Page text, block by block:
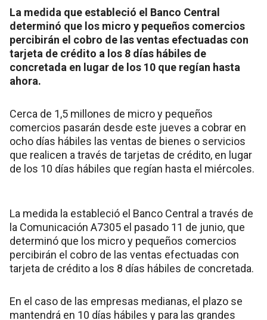
La medida que estableció el Banco Central
determinó que los micro y pequeños comercios
percibirán el cobro de las ventas efectuadas con
tarjeta de crédito a los 8 días hábiles de
concretada en lugar de los 10 que regían hasta
ahora.
Cerca de 1,5 millones de micro y pequeños
comercios pasarán desde este jueves a cobrar en
ocho días hábiles las ventas de bienes o servicios
que realicen a través de tarjetas de crédito, en lugar
de los 10 días hábiles que regían hasta el miércoles.
La medida la estableció el Banco Central a través de
la Comunicación A7305 el pasado 11 de junio, que
determinó que los micro y pequeños comercios
percibirán el cobro de las ventas efectuadas con
tarjeta de crédito a los 8 días hábiles de concretada.
En el caso de las empresas medianas, el plazo se
mantendrá en 10 días hábiles y para las grandes